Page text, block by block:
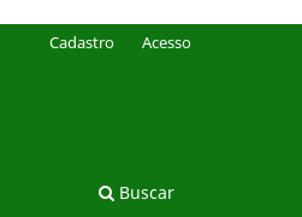
Buscar
Cadastro Acesso